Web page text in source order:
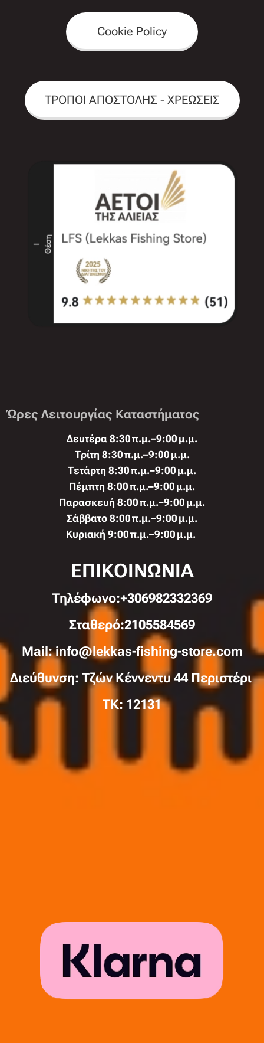
Cookie Policy
ΤΡΟΠΟΙ ΑΠΟΣΤΟΛΗΣ - ΧΡΕΩΣΕΙΣ
Ώρες Λειτουργίας Καταστήματος
Δευτέρα 8:30 π.μ.–9:00 μ.μ.
Τρίτη 8:30 π.μ.–9:00 μ.μ.
Τετάρτη 8:30 π.μ.–9:00 μ.μ.
Πέμπτη 8:00 π.μ.–9:00 μ.μ.
Παρασκευή 8:00 π.μ.–9:00 μ.μ.
Σάββατο 8:00 π.μ.–9:00 μ.μ.
Κυριακή 9:00 π.μ.–9:00 μ.μ.
ΕΠΙΚΟΙΝΩΝΙΑ
Τηλέφωνo:+306982332369
Σταθερό:2105584569
Mail: info@lekkas-fishing-store.com
Διεύθυνση: Τζών Κέννεντυ 44 Περιστέρι
TK: 12131